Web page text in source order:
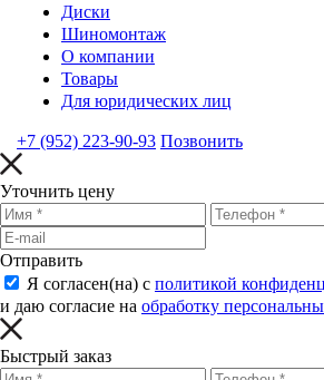
Диски
Шиномонтаж
О компании
Товары
Для юридических лиц
+7 (952) 223-90-93 Позвонить
Уточнить цену
Отправить
Я согласен(на) с политикой
и даю согласие на обработку
Быстрый заказ